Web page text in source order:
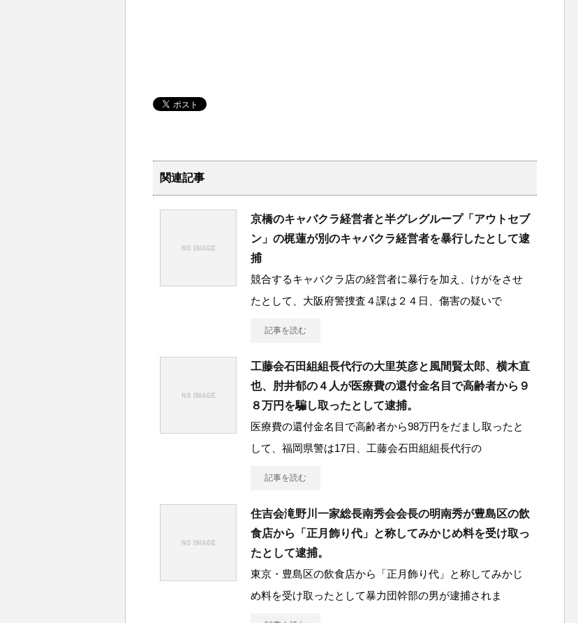
関連記事
京橋のキャバクラ経営者と半グレグループ「アウトセブ
ン」の梶蓮が別のキャバクラ経営者を暴行したとして逮
捕
競合するキャバクラ店の経営者に暴行を加え、けがをさせ
たとして、大阪府警捜査４課は２４日、傷害の疑いで
記事を読む
工藤会石田組組長代行の大里英彦と風間賢太郎、横木直
也、肘井郁の４人が医療費の還付金名目で高齢者から９
８万円を騙し取ったとして逮捕。
医療費の還付金名目で高齢者から98万円をだまし取ったと
して、福岡県警は17日、工藤会石田組組長代行の
記事を読む
住吉会滝野川一家総長南秀会会長の明南秀が豊島区の飲
食店から「正月飾り代」と称してみかじめ料を受け取っ
たとして逮捕。
東京・豊島区の飲食店から「正月飾り代」と称してみかじ
め料を受け取ったとして暴力団幹部の男が逮捕されま